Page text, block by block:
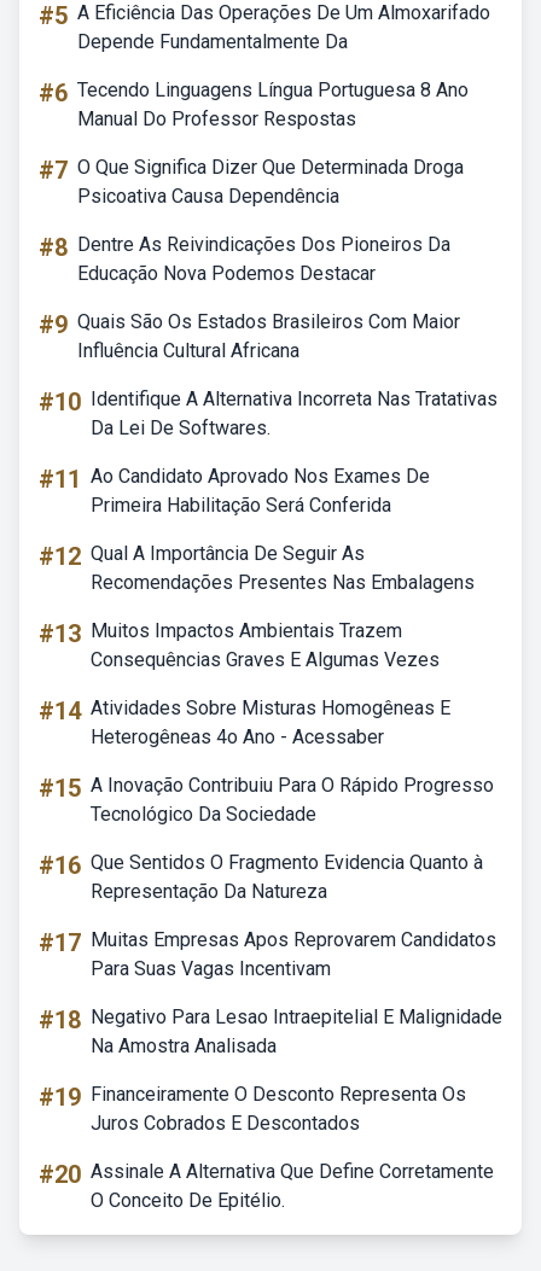
#5 A Eficiência Das Operações De Um Almoxarifado
Depende Fundamentalmente Da
#6 Tecendo Linguagens Língua Portuguesa 8 Ano
Manual Do Professor Respostas
#7 O Que Significa Dizer Que Determinada Droga
Psicoativa Causa Dependência
#8 Dentre As Reivindicações Dos Pioneiros Da
Educação Nova Podemos Destacar
#9 Quais São Os Estados Brasileiros Com Maior
Influência Cultural Africana
#10 Identifique A Alternativa Incorreta Nas Tratativas
Da Lei De Softwares.
#11 Ao Candidato Aprovado Nos Exames De
Primeira Habilitação Será Conferida
#12 Qual A Importância De Seguir As
Recomendações Presentes Nas Embalagens
#13 Muitos Impactos Ambientais Trazem
Consequências Graves E Algumas Vezes
#14 Atividades Sobre Misturas Homogêneas E
Heterogêneas 4o Ano - Acessaber
#15 A Inovação Contribuiu Para O Rápido Progresso
Tecnológico Da Sociedade
#16 Que Sentidos O Fragmento Evidencia Quanto à
Representação Da Natureza
#17 Muitas Empresas Apos Reprovarem Candidatos
Para Suas Vagas Incentivam
#18 Negativo Para Lesao Intraepitelial E Malignidade
Na Amostra Analisada
#19 Financeiramente O Desconto Representa Os
Juros Cobrados E Descontados
#20 Assinale A Alternativa Que Define Corretamente
O Conceito De Epitélio.